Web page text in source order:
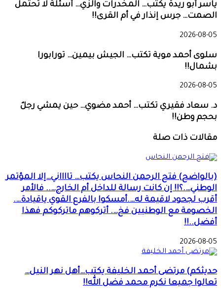
ياسر أبو ريدة يكتب… المخدرات والزي… أسئلة لا تحتمل
الصمت… جرس إنذار في أم القرى!!
2026-08-05
سلوى أحمد موية تكتب… الجيش بيمين… تورابورا
بشمال!!
2026-08-05
د. سعاد فقيري تكتب… أحمد مضوي… حين يمشي رجلٌ
بحجم وطن!!
مقالات ذات صلة
(بالواضح) فتح الرحمن النحاس يكتب… تااااني…إلا المؤتمر
الوطني….؟!! إن كانت رسالة للداخل أم الخارج….. فالأمر
أقرب لجحود لاقيمة له….أمسكوا بالفرع القوي ياقيادة….
الخصومة مع الوطنيين فخ…. أتركوهم ماتركوكم فهذا
أفضل..!!
2026-08-05
حديثكم) مرتضى أحمد الخليفة يكتب…أهل نهر النيل…
تعالوا جميعا نكرم محمد فضل الله!!